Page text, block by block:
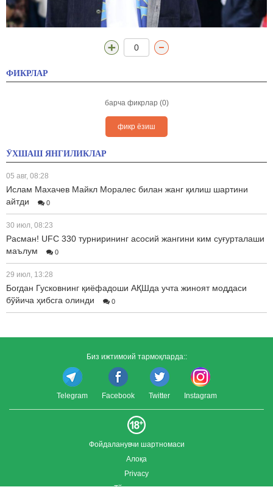
0
ФИКРЛАР
барча фикрлар (0)
фикр ёзиш
ЎХШАШ ЯНГИЛИКЛАР
05 авг, 08:28
Ислам Махачев Майкл Моралес билан жанг қилиш шартини
айтди
0
30 июл, 08:23
Расман! UFC 330 турнирининг асосий жангини ким суғурталаши
маълум
0
29 июл, 13:28
Богдан Гусковнинг қиёфадоши АҚШда учта жиноят моддаси
бўйича ҳибсга олинди
0
Биз ижтимоий тармоқларда::
Telegram Facebook Twitter Instagram
Фойдаланувчи шартномаси
Алоқа
Privacy
Тўлиқ версия